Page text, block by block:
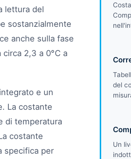
lettura del
sostanzialmente
anche sulla fase
2,3 a 0°C a
e un
La costante
di temperatura
costante
specifica per
del
Un